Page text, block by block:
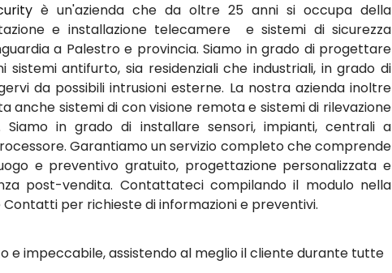
è un'azienda che da oltre 25 anni si occupa della
e installazione telecamere e sistemi di sicurezza
a Palestro e provincia. Siamo in grado di progettare
sistemi antifurto, sia residenziali che industriali, in grado di
da possibili intrusioni esterne. La nostra azienda inoltre
anche sistemi di con visione remota e sistemi di rilevazione
Siamo in grado di installare sensori, impianti, centrali a
Garantiamo un servizio completo che comprende
e preventivo gratuito, progettazione personalizzata e
post-vendita. Contattateci compilando il modulo nella
Contatti per richieste di informazioni e preventivi.
e impeccabile, assistendo al meglio il cliente durante tutte